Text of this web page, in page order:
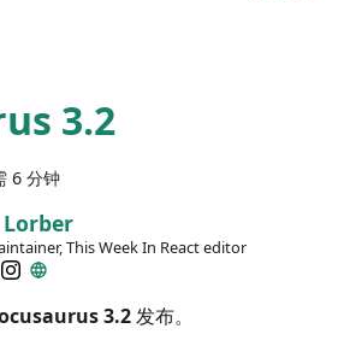
3.2
6 分钟
This Week In React editor
3.2发布。